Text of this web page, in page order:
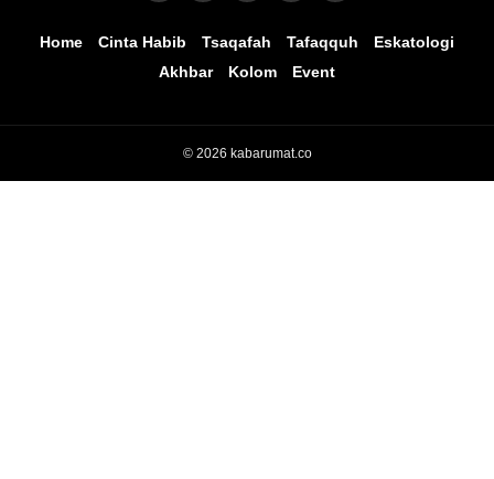
Home Cinta Habib Tsaqafah Tafaqquh
Eskatologi
Akhbar
Kolom Event
© 2026 kabarumat.co